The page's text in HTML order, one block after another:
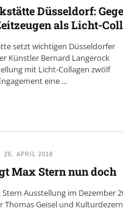
Düsseldorf:
als Licht-
setzt wichtigen Düsseldorfer
Künstler Bernard Langerock
mit Licht-Collagen zwölf
eine ...
26. APRIL 2018
Max Stern nun doch
Ausstellung im Dezember
Thomas Geisel und